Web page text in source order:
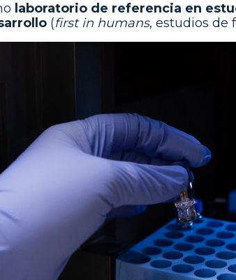
laboratorio de referencia en
(first in humans, estudios de